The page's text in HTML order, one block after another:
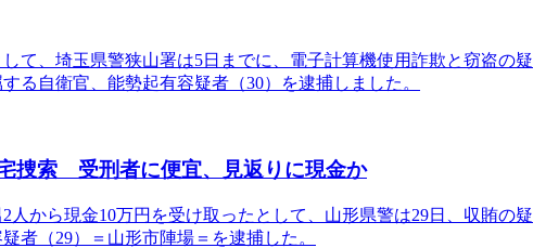
て、埼玉県警狭山署は5日までに、電子計算機使用詐欺と窃盗の疑
る自衛官、能勢起有容疑者（30）を逮捕しました。
捜索 受刑者に便宜、見返りに現金か
から現金10万円を受け取ったとして、山形県警は29日、収賄の疑
者（29）＝山形市陣場＝を逮捕した。